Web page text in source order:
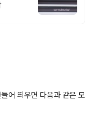
어 띄우면 다음과 같은 모